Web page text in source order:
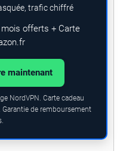
trafic chiffré
mois offerts + Carte
maintenant
NordVPN. Carte cadeau
de remboursement